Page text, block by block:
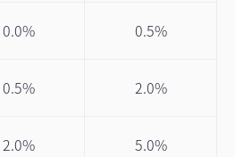
0.0% 0.5%
0.5% 2.0%
2.0% 5.0%